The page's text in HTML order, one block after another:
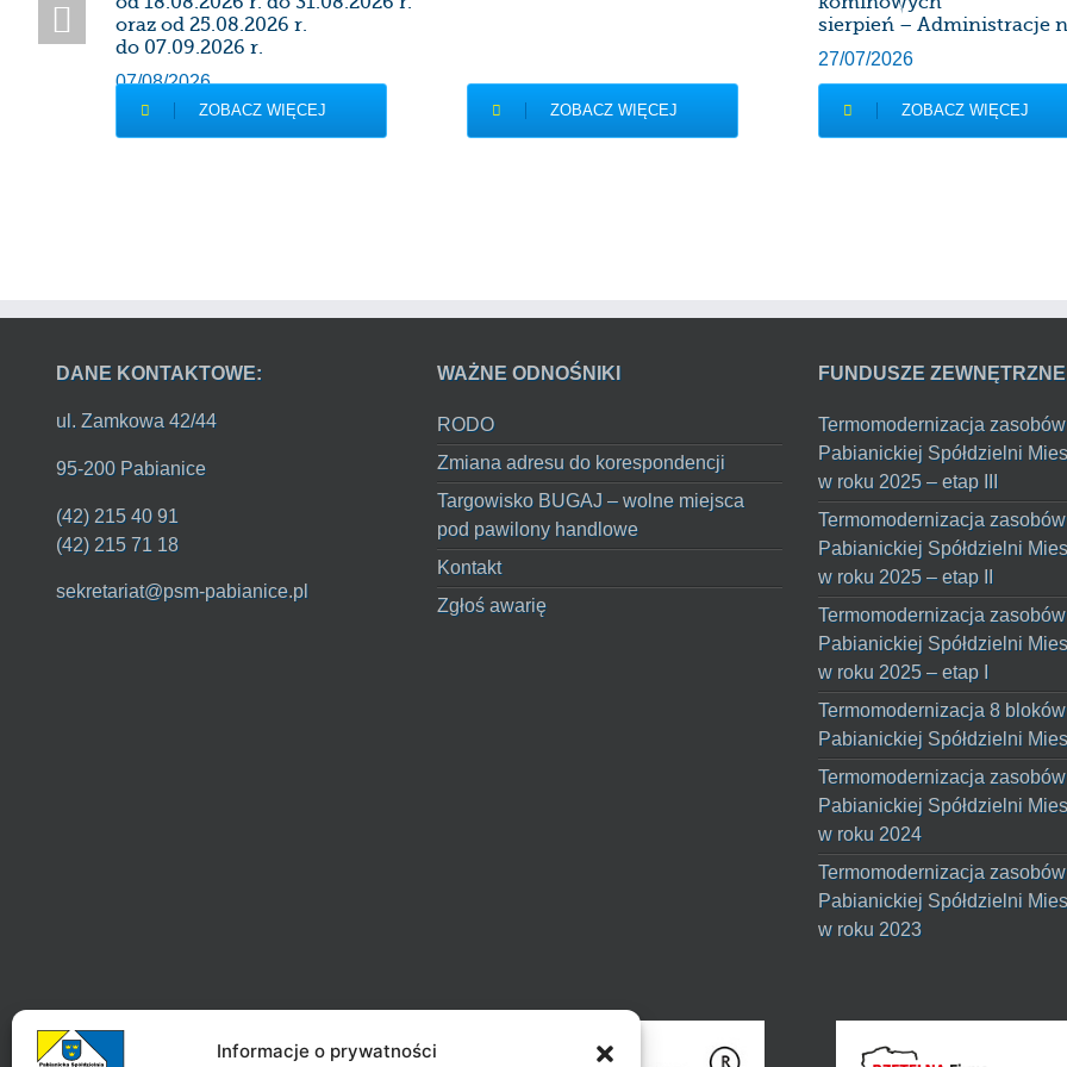
Informacje o prywatności
oraz od 25.08.2026 r.
do 07.09.2026 r.
07/08/2026
ZOBACZ WIĘCEJ ZOBACZ WIĘCEJ
sierpień – Administracje
27/07/2026
ZOBACZ WIĘCEJ
DANE KONTAKTOWE:
ul. Zamkowa 42/44
95-200 Pabianice
(42) 215 40 91
(42) 215 71 18
sekretariat@psm-pabianice.pl
WAŻNE ODNOŚNIKI
RODO
Zmiana adresu do korespondencji
Targowisko BUGAJ – wolne miejsca
pod pawilony handlowe
Kontakt
Zgłoś awarię
FUNDUSZE ZEWNĘTRZNE
Termomodernizacja zasobów
Pabianickiej Spółdzielni
w roku 2025 – etap III
Termomodernizacja zasobów
Pabianickiej Spółdzielni
w roku 2025 – etap II
Termomodernizacja zasobów
Pabianickiej Spółdzielni
w roku 2025 – etap I
Termomodernizacja 8 bloków
Pabianickiej Spółdzielni
Termomodernizacja zasobów
Pabianickiej Spółdzielni
w roku 2024
Termomodernizacja zasobów
Pabianickiej Spółdzielni
w roku 2023